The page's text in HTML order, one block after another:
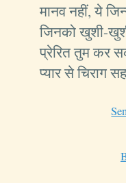
मानव नहीं, ये
जिनको खुशी-
प्रेरित तुम कर
प्यार से चिराग